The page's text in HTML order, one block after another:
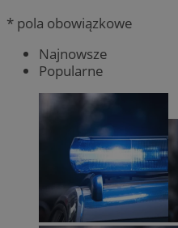
* pola obowiązkowe
Najnowsze
Popularne